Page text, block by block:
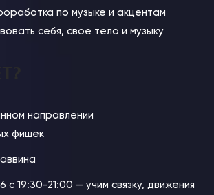
по музыке и акцентам
себя, свое тело и музыку
направлении
фишек
с 19:30-21:00 — учим связку, движения